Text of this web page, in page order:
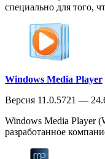
специально для того,
Windows Media Player
Версия 11.0.5721 —
Windows Media Player
разработанное